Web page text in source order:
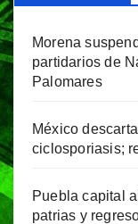
Morena
partidarios de
Palomares
México
ciclosporiasis;
Puebla capital
patrias y